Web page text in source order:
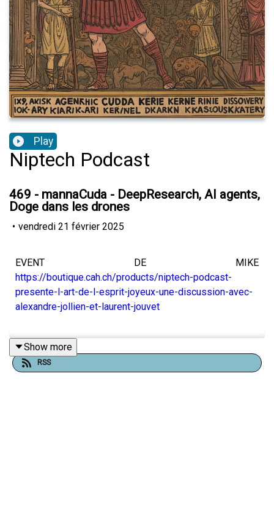
Play
Niptech Podcast
469 - mannaCuda - DeepResearch, AI agents,
Doge dans les drones
• vendredi 21 février 2025
EVENT DE MIKE
https://boutique.cah.ch/products/niptech-podcast-
presente-l-art-de-l-esprit-joyeux-une-discussion-avec-
alexandre-jollien-et-laurent-jouvet
News
Introducing deep research | OpenAI
Show more
RSS